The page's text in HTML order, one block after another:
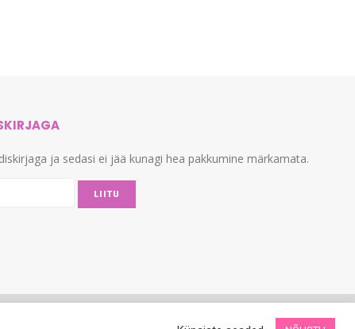
ja sedasi ei jää kunagi hea pakkumine märkamata.
LIITU